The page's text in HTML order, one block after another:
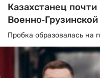
Казахстанец
Военно-Грузинской
Пробка образовалась на